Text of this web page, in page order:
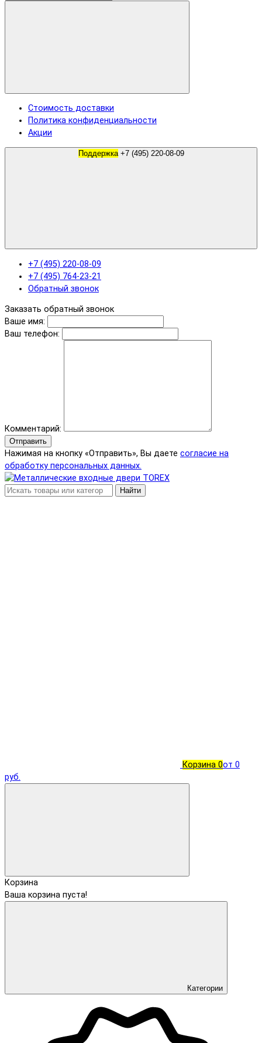
Стоимость доставки
Политика конфиденциальности
Акции
Поддержка +7 (495) 220-08-09
+7 (495) 220-08-09
+7 (495) 764-23-21
Обратный звонок
Заказать обратный звонок
Ваше имя:
Ваш телефон:
Комментарий:
Отправить
Нажимая на кнопку «Отправить», Вы даете согласие на
обработку персональных данных.
Найти
Корзина 0от 0
руб.
Корзина
Ваша корзина пуста!
Категории